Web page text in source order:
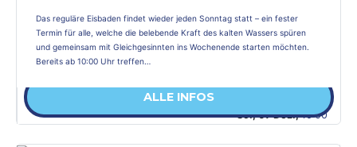
Das reguläre Eisbaden findet wieder jeden Sonntag statt – ein fester
Termin für alle, welche die belebende Kraft des kalten Wassers spüren
und gemeinsam mit Gleichgesinnten ins Wochenende starten möchten.
Bereits ab 10:00 Uhr treffen…
So., 07 Dez.,10:00
ALLE INFOS